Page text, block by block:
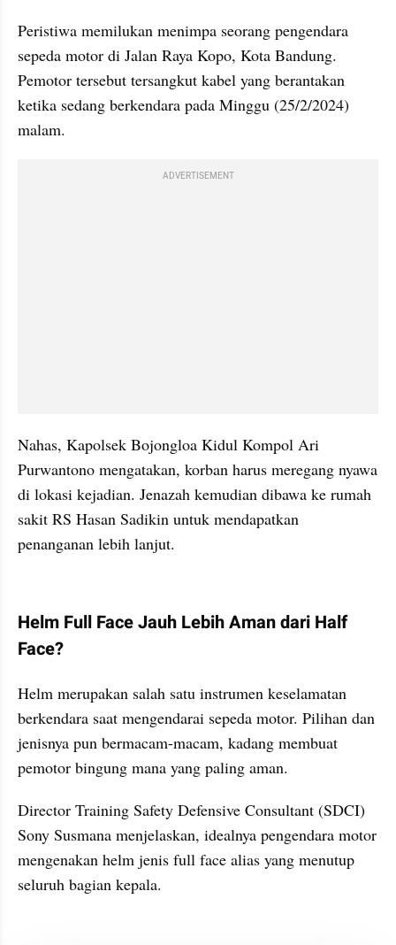
Peristiwa memilukan menimpa seorang pengendara
sepeda motor di Jalan Raya Kopo, Kota Bandung.
Pemotor tersebut tersangkut kabel yang berantakan
ketika sedang berkendara pada Minggu (25/2/2024)
malam.
ADVERTISEMENT
Nahas, Kapolsek Bojongloa Kidul Kompol Ari
Purwantono mengatakan, korban harus meregang nyawa
di lokasi kejadian. Jenazah kemudian dibawa ke rumah
sakit RS Hasan Sadikin untuk mendapatkan
penanganan lebih lanjut.
Helm Full Face Jauh Lebih Aman dari Half
Face?
Helm merupakan salah satu instrumen keselamatan
berkendara saat mengendarai sepeda motor. Pilihan dan
jenisnya pun bermacam-macam, kadang membuat
pemotor bingung mana yang paling aman.
Director Training Safety Defensive Consultant (SDCI)
Sony Susmana menjelaskan, idealnya pengendara motor
mengenakan helm jenis full face alias yang menutup
seluruh bagian kepala.